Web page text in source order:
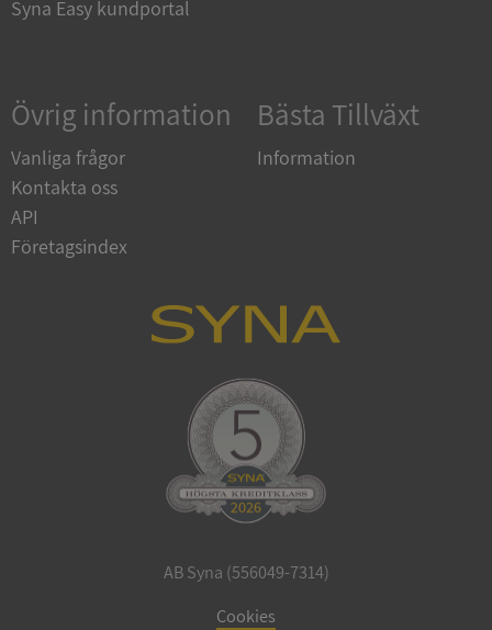
Syna Easy kundportal
Övrig information
Vanliga frågor
Kontakta oss
API
Företagsindex
Bästa Tillväxt
Information
AB Syna (556049-7314)
Cookies
VISITOR_PRIVACY_METADATA
ASP.NET_SessionId
Microsoft
Corporation
de.syna.se
Google